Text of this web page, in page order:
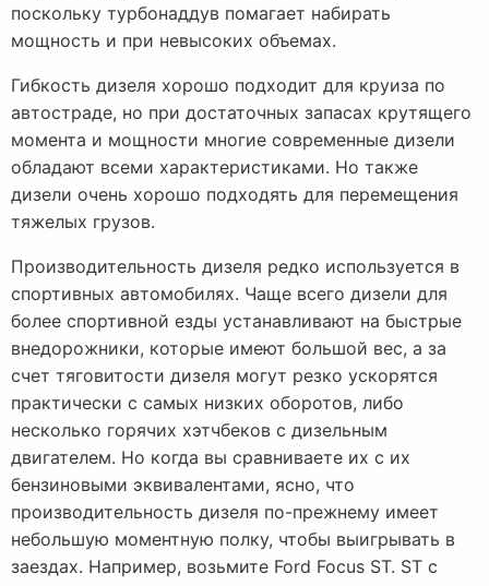
поскольку турбонаддув помагает набирать
мощность и при невысоких объемах.
Гибкость дизеля хорошо подходит для круиза по
автостраде, но при достаточных запасах крутящего
момента и мощности многие современные дизели
обладают всеми характеристиками. Но также
дизели очень хорошо подходять для перемещения
тяжелых грузов.
Производительность дизеля редко используется в
спортивных автомобилях. Чаще всего дизели для
более спортивной езды устанавливают на быстрые
внедорожники, которые имеют большой вес, а за
счет тяговитости дизеля могут резко ускорятся
практически с самых низких оборотов, либо
несколько горячих хэтчбеков с дизельным
двигателем. Но когда вы сравниваете их с их
бензиновыми эквивалентами, ясно, что
производительность дизеля по-прежнему имеет
небольшую моментную полку, чтобы выигрывать в
заездах. Например, возьмите Ford Focus ST. ST с